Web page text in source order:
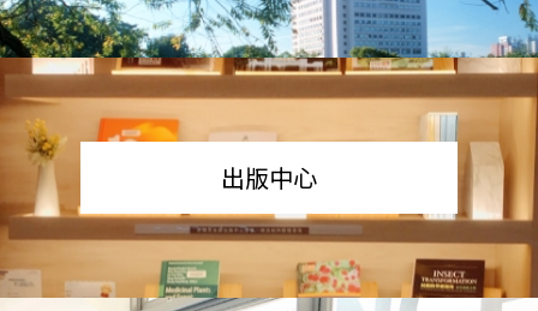
出版中心